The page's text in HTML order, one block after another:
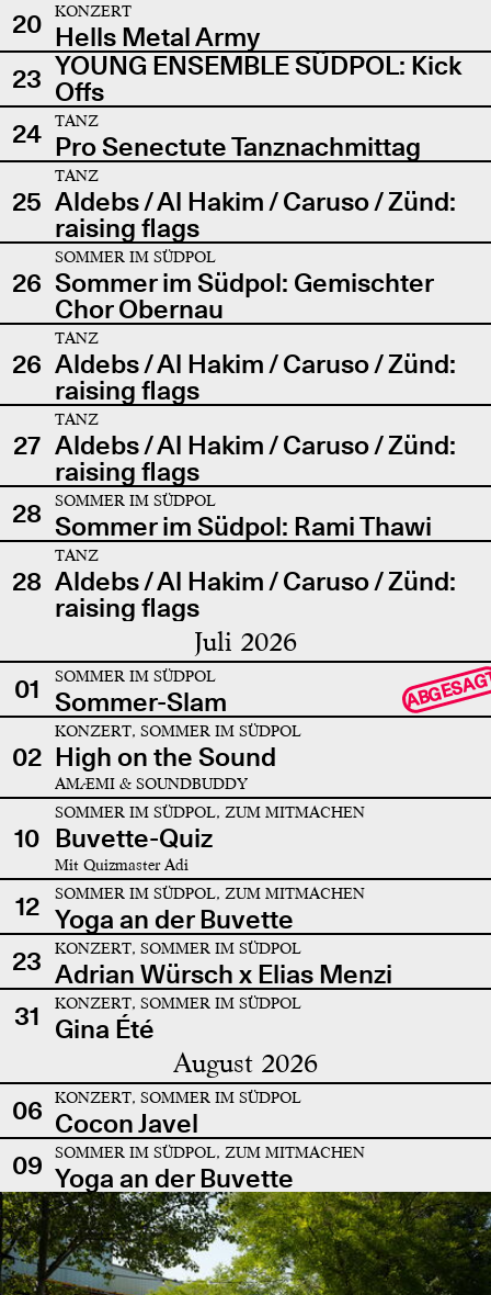
20
KONZERT
Hells Metal Army
23 YOUNG ENSEMBLE SÜDPOL: Kick
Offs
24
TANZ
Pro Senectute Tanznachmittag
25
TANZ
Aldebs / Al Hakim / Caruso / Zünd:
raising flags
26
SOMMER IM SÜDPOL
Sommer im Südpol: Gemischter
Chor Obernau
26
TANZ
Aldebs / Al Hakim / Caruso / Zünd:
raising flags
27
TANZ
Aldebs / Al Hakim / Caruso / Zünd:
raising flags
28
SOMMER IM SÜDPOL
Sommer im Südpol: Rami Thawi
28
TANZ
Aldebs / Al Hakim / Caruso / Zünd:
raising flags
Juli 2026
01 SOMMER IM SÜDPOL
Sommer-Slam
02
KONZERT, SOMMER IM SÜDPOL
High on the Sound
AMÆMI & SOUNDBUDDY
10
SOMMER IM SÜDPOL, ZUM MITMACHEN
Buvette-Quiz
Mit Quizmaster Adi
12 SOMMER IM SÜDPOL, ZUM MITMACHEN
Yoga an der Buvette
23
KONZERT, SOMMER IM SÜDPOL
Adrian Würsch x Elias Menzi
31
KONZERT, SOMMER IM SÜDPOL
Gina Été
August 2026
06 KONZERT, SOMMER IM SÜDPOL
Cocon Javel
09
SOMMER IM SÜDPOL, ZUM MITMACHEN
Yoga an der Buvette